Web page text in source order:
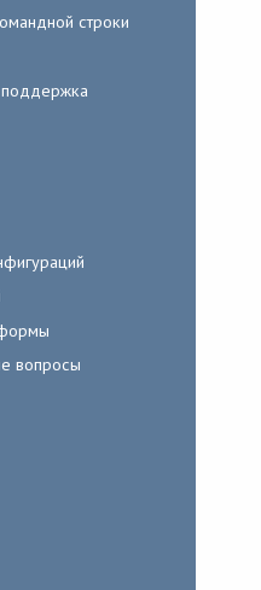
строки
поддержка
вопросы